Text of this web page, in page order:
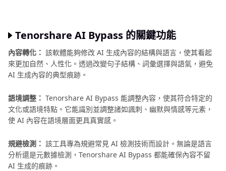
Tenorshare AI Bypass 的關鍵功能
內容轉化： 該軟體能夠修改 AI 生成內容的結構與語言，使其看起
來更加自然、人性化。透過改變句子結構、詞彙選擇與語氣，避免
AI 生成內容的典型痕跡。
語境調整： Tenorshare AI Bypass 能調整內容，使其符合特定的
文化或語境特點。它能識別並調整諸如諷刺、幽默與情感等元素，
使 AI 內容在語境層面更具真實感。
規避檢測： 該工具專為規避常見 AI 檢測技術而設計。無論是語言
分析還是元數據檢測，Tenorshare AI Bypass 都能確保內容不留
AI 生成的痕跡。